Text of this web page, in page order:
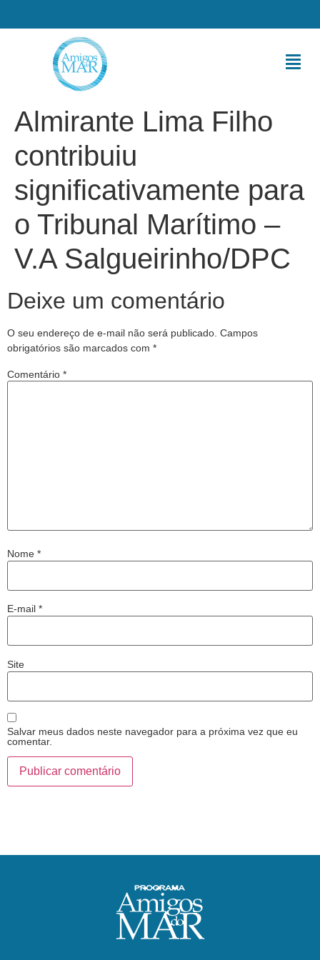
Almirante Lima Filho
contribuiu
significativamente para
o Tribunal Marítimo –
V.A Salgueirinho/DPC
Deixe um comentário
O seu endereço de e-mail não será publicado. Campos
obrigatórios são marcados com *
Comentário *
Nome *
E-mail *
Site
Salvar meus dados neste navegador para a próxima vez que eu
comentar.